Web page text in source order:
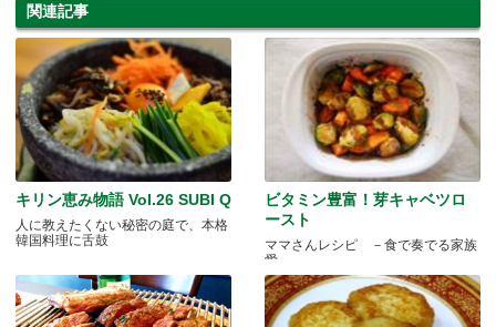
関連記事
キリン恵み物語 Vol.26 SUBI Q
人に教えたくない秘密の庭で、本格
韓国料理に舌鼓
ビタミン豊富！芽キャベツロ
ースト
ママさんレシピ －食で奏でる家族
愛－